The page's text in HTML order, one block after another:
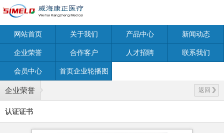
网站首页 关于我们 产品中心 新闻动态
企业荣誉 合作客户 人才招聘 联系我们
会员中心 首页企业轮播图
企业荣誉 返回
认证证书